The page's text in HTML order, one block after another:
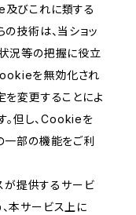
及びこれに類する
技術は、当ショッ
況等の把握に役立
を無効化され
を変更することによ
但し、Cookieを
一部の機能をご利
が提供するサービ
本サービス上に